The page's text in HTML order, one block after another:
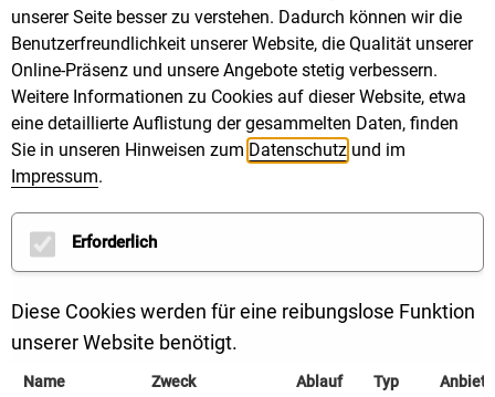
Für alle Kommunen, die bei der Wärmewende vorne
mit dabei sein wollen, ist die Fachtagung „Nahwärme
kompakt“ ein Muss. Bei der Veranstaltung der KEA
Klimaschutz- und Energieagentur Baden-
Württemberg erfahren kommunale Vertreterinnen
Planer und Projektentwickler, mit welchen Schritten
die Wärmeerzeugung in Siedlungen, Kitas, Schulen
Klar ist: Es geht weg von fossilen Brennstoffen. Ziel ist
eine optimale Integration von Wärme-, Strom- und
unserer Seite besser zu verstehen. Dadurch können wir die
Benutzerfreundlichkeit unserer Website, die Qualität unserer
Online-Präsenz und unsere Angebote stetig verbessern.
Weitere Informationen zu Cookies auf dieser Website, etwa
eine detaillierte Auflistung der gesammelten Daten, finden
Sie in unseren Hinweisen zum Datenschutz und im
Impressum.
Erforderlich
Diese Cookies werden für eine reibungslose Funktion
unserer Website benötigt.
Name Zweck Ablauf Typ